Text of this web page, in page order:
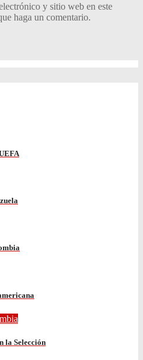
y sitio web en este
haga un comentario.
la Selección